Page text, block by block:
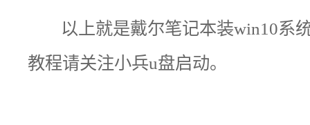
以上就是戴尔笔记本装win10系
教程请关注小兵u盘启动。